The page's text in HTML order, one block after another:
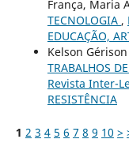
França, Maria
TECNOLOGIA ,
EDUCAÇÃO,
Kelson
TRABALHOS
Revista Inter-
RESISTÊNCIA
1 2 3 4 5 6 7 8 9 10 >